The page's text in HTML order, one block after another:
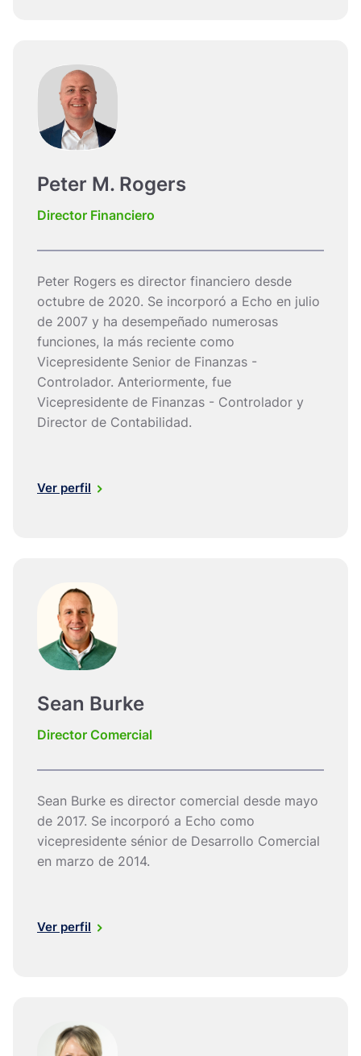
Peter M. Rogers
Director Financiero
Peter Rogers es director financiero desde
octubre de 2020. Se incorporó a Echo en julio
de 2007 y ha desempeñado numerosas
funciones, la más reciente como
Vicepresidente Senior de Finanzas -
Controlador. Anteriormente, fue
Vicepresidente de Finanzas - Controlador y
Director de Contabilidad.
Ver perfil
Sean Burke
Director Comercial
Sean Burke es director comercial desde mayo
de 2017. Se incorporó a Echo como
vicepresidente sénior de Desarrollo Comercial
en marzo de 2014.
Ver perfil